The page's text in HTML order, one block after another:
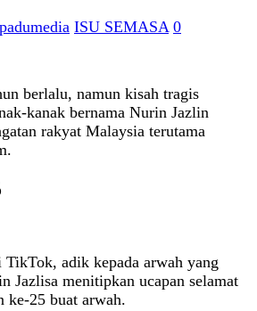
padumedia ISU SEMASA 0
berlalu, namun kisah tragis
kanak bernama Nurin Jazlin
rakyat Malaysia terutama
TikTok, adik kepada arwah yang
Jazlisa menitipkan ucapan selamat
ke-25 buat arwah.